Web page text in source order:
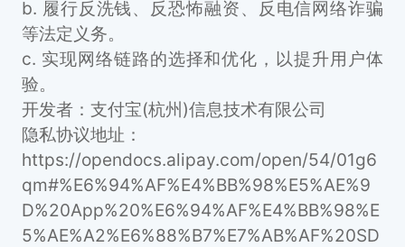
b. 履行反洗钱、反恐怖融资、反电信网络诈骗
等法定义务。
c. 实现网络链路的选择和优化，以提升用户体
验。
开发者：支付宝(杭州)信息技术有限公司
隐私协议地址：
https://opendocs.alipay.com/open/54/01g6
qm#%E6%94%AF%E4%BB%98%E5%AE%9
D%20App%20%E6%94%AF%E4%BB%98%E
5%AE%A2%E6%88%B7%E7%AB%AF%20SD